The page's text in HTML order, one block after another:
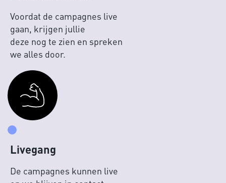
Voordat de campagnes live
gaan, krijgen jullie
deze nog te zien en spreken
we alles door.
Livegang
De campagnes kunnen live